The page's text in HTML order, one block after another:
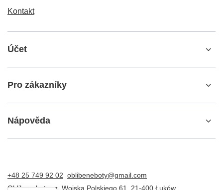
Kontakt
Účet
Pro zákazníky
Nápověda
+48 25 749 92 02 oblibeneboty@gmail.com
Oblibeneboty.cz Wojska Polskiego 61 21-400 Łuków